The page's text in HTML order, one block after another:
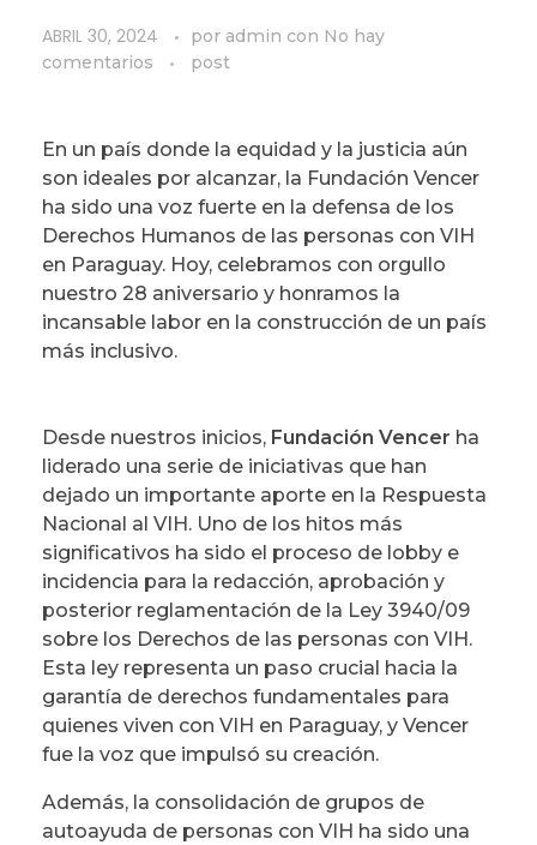
ABRIL 30, 2024 por admin con No hay
comentarios
post
En un país donde la equidad y la justicia aún
son ideales por alcanzar, la Fundación Vencer
ha sido una voz fuerte en la defensa de los
Derechos Humanos de las personas con VIH
en Paraguay. Hoy, celebramos con orgullo
nuestro 28 aniversario y honramos la
incansable labor en la construcción de un país
más inclusivo.
Desde nuestros inicios, Fundación Vencer ha
liderado una serie de iniciativas que han
dejado un importante aporte en la Respuesta
Nacional al VIH. Uno de los hitos más
significativos ha sido el proceso de lobby e
incidencia para la redacción, aprobación y
posterior reglamentación de la Ley 3940/09
sobre los Derechos de las personas con VIH.
Esta ley representa un paso crucial hacia la
garantía de derechos fundamentales para
quienes viven con VIH en Paraguay, y Vencer
fue la voz que impulsó su creación.
Además, la consolidación de grupos de
autoayuda de personas con VIH ha sido una